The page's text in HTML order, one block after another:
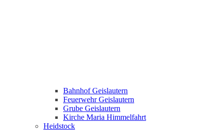
Bahnhof Geislautern
Feuerwehr Geislautern
Grube Geislautern
Kirche Maria Himmelfahrt
Heidstock